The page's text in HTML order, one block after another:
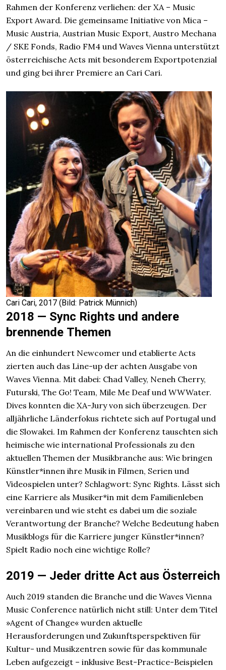
Rahmen der Konferenz verliehen: der XA – Music
Export Award. Die gemeinsame Initiative von Mica –
Music Austria, Austrian Music Export, Austro Mechana
/ SKE Fonds, Radio FM4 und Waves Vienna unterstützt
österreichische Acts mit besonderem Exportpotenzial
und ging bei ihrer Premiere an Cari Cari.
Cari Cari, 2017 (Bild: Patrick Münnich)
2018 — Sync Rights und andere
brennende Themen
An die einhundert Newcomer und etablierte Acts
zierten auch das Line-up der achten Ausgabe von
Waves Vienna. Mit dabei: Chad Valley, Neneh Cherry,
Futurski, The Go! Team, Mile Me Deaf und WWWater.
Dives konnten die XA-Jury von sich überzeugen. Der
alljährliche Länderfokus richtete sich auf Portugal und
die Slowakei. Im Rahmen der Konferenz tauschten sich
heimische wie international Professionals zu den
aktuellen Themen der Musikbranche aus: Wie bringen
Künstler*innen ihre Musik in Filmen, Serien und
Videospielen unter? Schlagwort: Sync Rights. Lässt sich
eine Karriere als Musiker*in mit dem Familienleben
vereinbaren und wie steht es dabei um die soziale
Verantwortung der Branche? Welche Bedeutung haben
Musikblogs für die Karriere junger Künstler*innen?
Spielt Radio noch eine wichtige Rolle?
2019 — Jeder dritte Act aus Österreich
Auch 2019 standen die Branche und die Waves Vienna
Music Conference natürlich nicht still: Unter dem Titel
»Agent of Change« wurden aktuelle
Herausforderungen und Zukunftsperspektiven für
Kultur- und Musikzentren sowie für das kommunale
Leben aufgezeigt – inklusive Best-Practice-Beispielen